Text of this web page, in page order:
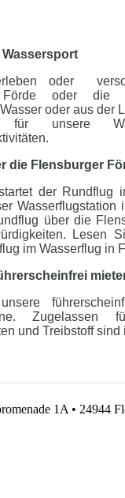
oder
Förde oder die
oder aus der
für unsere
die Flensburger
der Rundflug
Wasserflugstation
über die
Lesen
im Wasserflug in
Zugelassen
und Treibstoff sind
1A • 24944